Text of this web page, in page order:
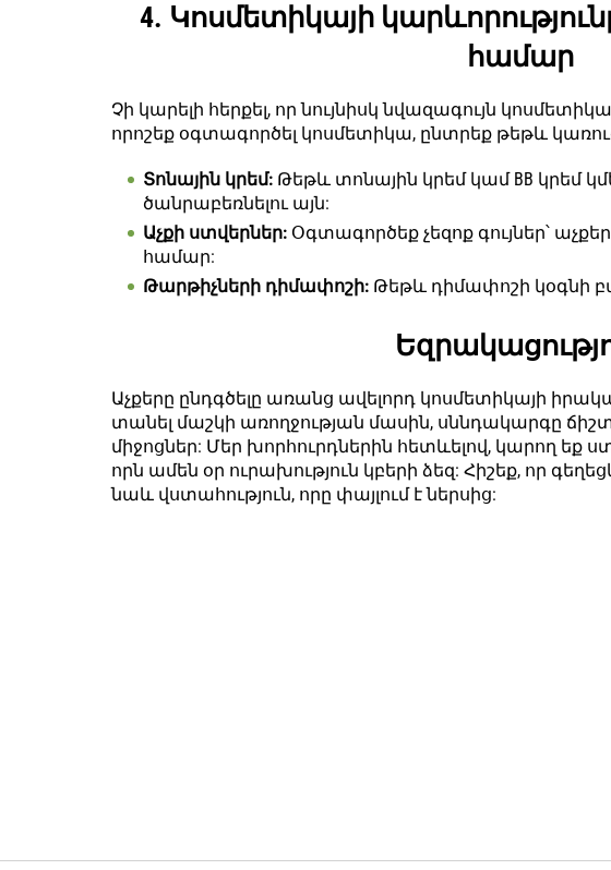
4. Կոսմետիկայի
համար
Չի կարելի հերքել, որ նույնիսկ նվազագույն
որոշեք օգտագործել կոսմետիկա, ընտրեք թեթև
Տոնային կրեմ: Թեթև տոնային կրեմ կամ BB կրեմ
ծանրաբեռնելու այն:
Աչքի ստվերներ: Օգտագործեք չեզոք գույներ՝
համար:
Թարթիչների դիմափոշի: Թեթև դիմափոշի կօգնի
Աչքերը ընդգծելը առանց ավելորդ կոսմետիկայի
տանել մաշկի առողջության մասին, սննդակարգը
միջոցներ: Մեր խորհուրդներին հետևելով, կարող եք
որն ամեն օր ուրախություն կբերի ձեզ: Հիշեք, որ
նաև վստահություն, որը փայլում է ներսից: